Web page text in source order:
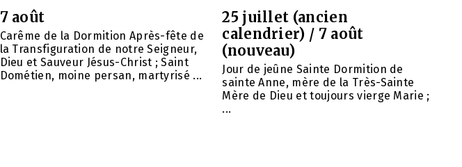
7 août
Carême de la Dormition Après-fête de
la Transfiguration de notre Seigneur,
Dieu et Sauveur Jésus-Christ ; Saint
Dométien, moine persan, martyrisé ...
25 juillet (ancien
calendrier) / 7 août
(nouveau)
Jour de jeûne Sainte Dormition de
sainte Anne, mère de la Très-Sainte
Mère de Dieu et toujours vierge Marie ;
...